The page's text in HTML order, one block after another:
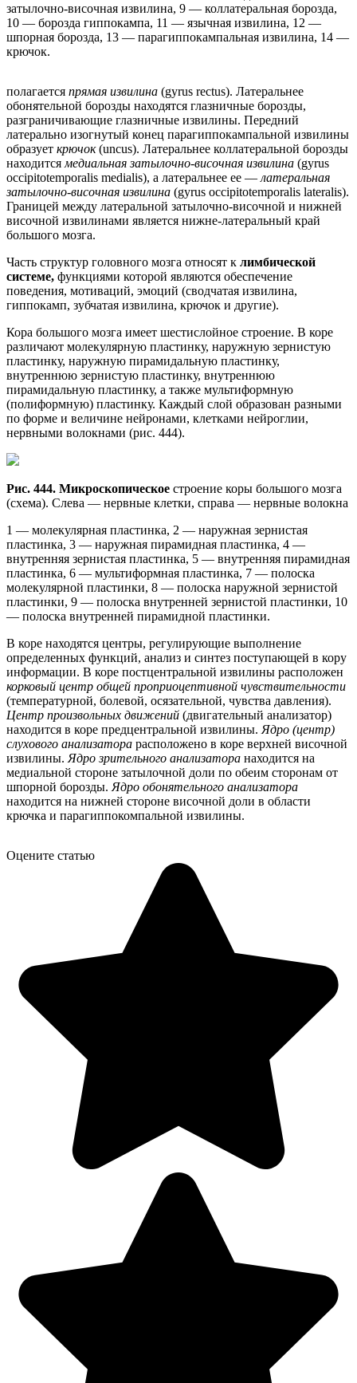
затылочно-височная извилина, 9 — коллатеральная борозда,
10 — борозда гиппокампа, 11 — язычная извилина, 12 —
шпорная борозда, 13 — парагиппокампальная извилина, 14 —
крючок.
полагается прямая извилина (gyrus rectus). Латеральнее
обонятельной борозды находятся глазничные борозды,
разграничивающие глазничные извилины. Передний
латерально изогнутый конец парагиппокампальной извилины
образует крючок(uncus). Латеральнее коллатеральной борозды
находится медиальная затылочно-височная извилина (gyrus
occipitotemporalis medialis), а латеральнее ее — латеральная
затылочно-височная извилина (gyrus occipitotemporalis lateralis).
Границей между латеральной затылочно-височной и нижней
височной извилинами является нижне-латеральный край
большого мозга.
Часть структур головного мозга относят к лимбической
системе, функциями которой являются обеспечение
поведения, мотиваций, эмоций (сводчатая извилина,
гиппокамп, зубчатая извилина, крючок и другие).
Кора большого мозга имеет шестислойное строение. В коре
различают молекулярную пластинку, наружную зернистую
пластинку, наружную пирамидальную пластинку,
внутреннюю зернистую пластинку, внутреннюю
пирамидальную пластинку, а также мультиформную
(полиформную) пластинку. Каждый слой образован разными
по форме и величине нейронами, клетками нейроглии,
нервными волокнами (рис. 444).
Рис. 444. Микроскопическое строение коры большого мозга
(схема). Слева — нервные клетки, справа — нервные волокна
1 — молекулярная пластинка, 2 — наружная зернистая
пластинка, 3 — наружная пирамидная пластинка, 4 —
внутренняя зернистая пластинка, 5 — внутренняя пирамидная
пластинка, 6 — мультиформная пластинка, 7 — полоска
молекулярной пластинки, 8 — полоска наружной зернистой
пластинки, 9 — полоска внутренней зернистой пластинки, 10
— полоска внутренней пирамидной пластинки.
В коре находятся центры, регулирующие выполнение
определенных функций, анализ и синтез поступающей в кору
информации. В коре постцентральной извилины расположен
корковый центр общей проприоцептивной чувствительности
(температурной, болевой, осязательной, чувства давления).
Центр произвольных движений (двигательный анализатор)
находится в коре предцентральной извилины. Ядро (центр)
слухового анализатора расположено в коре верхней височной
извилины. Ядро зрительного анализатора находится на
медиальной стороне затылочной доли по обеим сторонам от
шпорной борозды. Ядро обонятельного анализатора
находится на нижней стороне височной доли в области
крючка и парагиппокомпальной извилины.
Оцените статью